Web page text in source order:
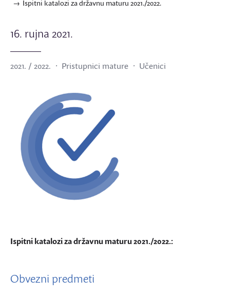
Ispitni katalozi za državnu maturu 2021./2022.
16. rujna 2021.
2021. / 2022. Pristupnici mature Učenici
Ispitni katalozi za državnu maturu 2021./2022.:
Obvezni predmeti